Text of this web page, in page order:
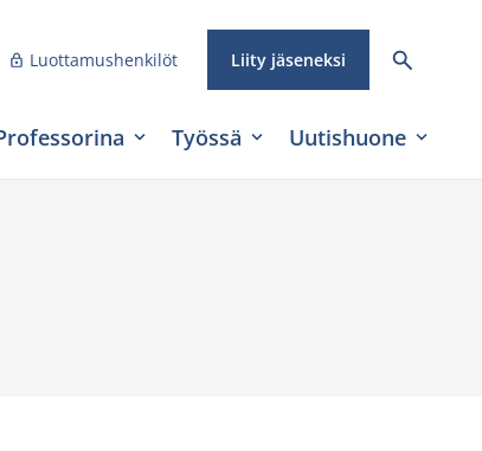
Luottamushenkilöt Liity jäseneksi
Työssä Uutishuone